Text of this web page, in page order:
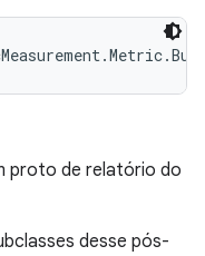
proto de relatório do
desse pós-